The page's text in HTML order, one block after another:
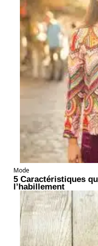
Mode
5 Caractéristiques
l’habillement